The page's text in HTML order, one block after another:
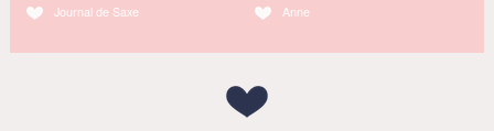
Journal de Saxe
Anne